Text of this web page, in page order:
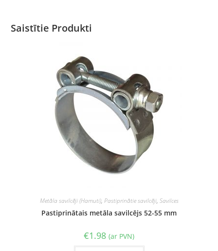
Saistītie Produkti
Metāla savilcēji (Hamuti), Pastiprinātie savilcēji, Savilces
Pastiprinātais metāla savilcējs 52-55 mm
€1.98 (ar PVN)